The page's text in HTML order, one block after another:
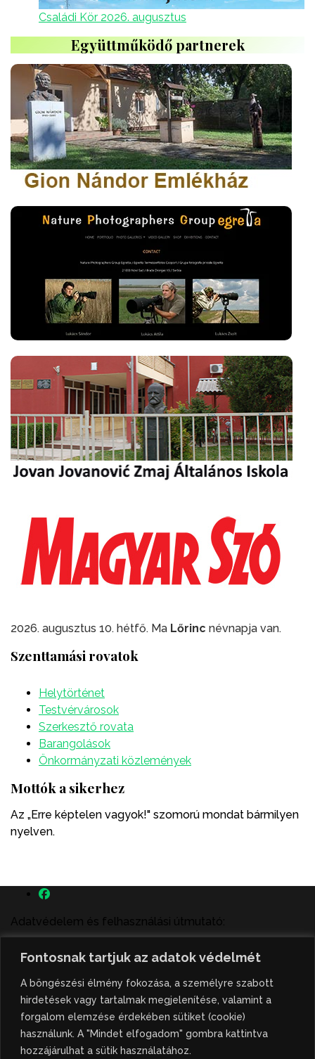
Fontosnak tartjuk az adatok védelmét
A böngészési élmény fokozása, a személyre szabott
hirdetések vagy tartalmak megjelenítése, valamint a
forgalom elemzése érdekében sütiket (cookie)
használunk. A "Mindet elfogadom" gombra kattintva
hozzájárulhat a sütik használatához.
Családi Kör 2026. augusztus
Együttműködő partnerek
2026. augusztus 10. hétfő. Ma Lőrinc névnapja van.
Szenttamási rovatok
Helytörténet
Testvérvárosok
Szerkesztő rovata
Barangolások
Önkormányzati közlemények
Mottók a sikerhez
Az „Erre képtelen vagyok!" szomorú mondat bármilyen
nyelven.
Adatvédelem és felhasználási útmutató:
A szenttamás.rs magyar nyelvű internetes hírportálon
megjelenő szerzői írások, a híranyag és minden egyéb
tartalom a portált működtető Gion Nándor Kulturális
Központ szellemi tulajdonát képezik, amely szellemi
tulajdont a nemzetközi és szerbiai törvények védik. A
jogosulatlan felhasználás büntető- és polgári jogi
következményeket von maga után. A hírportálon